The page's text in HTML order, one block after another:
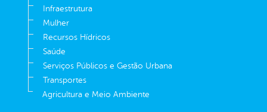
Infraestrutura
Mulher
Recursos Hídricos
Saúde
Serviços Públicos e Gestão Urbana
Transportes
Agricultura e Meio Ambiente